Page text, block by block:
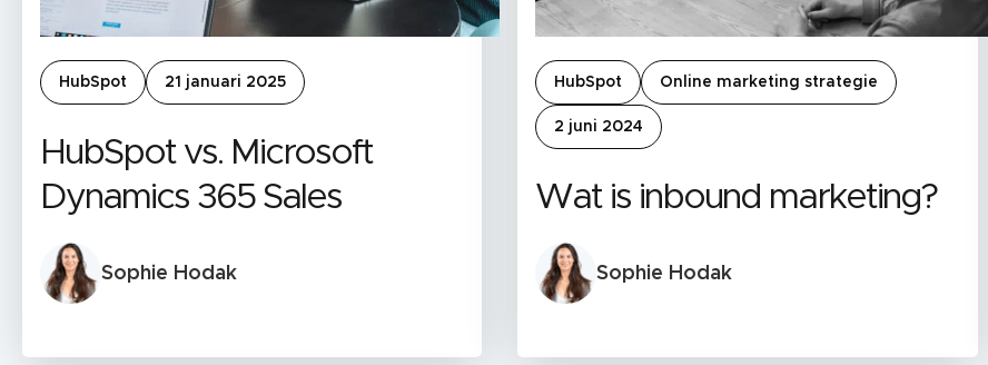
HubSpot 21 januari 2025
HubSpot vs. Microsoft
Dynamics 365 Sales
Sophie Hodak
HubSpot Online marketing strategie
2 juni 2024
Wat is inbound marketing?
Sophie Hodak